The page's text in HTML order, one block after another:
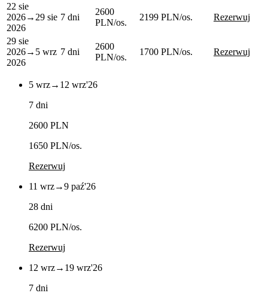
22 sie
2026→ 29 sie
2026
7 dni
2600
PLN/os.
2199 PLN/os. Rezerwuj
29 sie
2026→ 5 wrz
2026
7 dni
2600
PLN/os.
1700 PLN/os. Rezerwuj
5 wrz→ 12 wrz'26
7 dni
2600 PLN
1650 PLN/os.
Rezerwuj
11 wrz→9 paź'26
28 dni
6200 PLN/os.
Rezerwuj
12 wrz→ 19 wrz'26
7 dni